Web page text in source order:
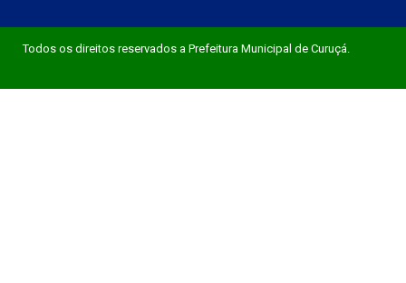
Todos os direitos reservados a Prefeitura Municipal de Curuçá.